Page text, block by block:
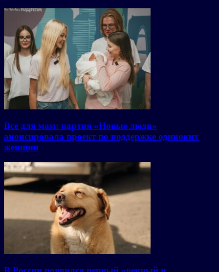
Все для мам: партия «Новые люди»
анонсировала проект по поддержке одиноких
женщин